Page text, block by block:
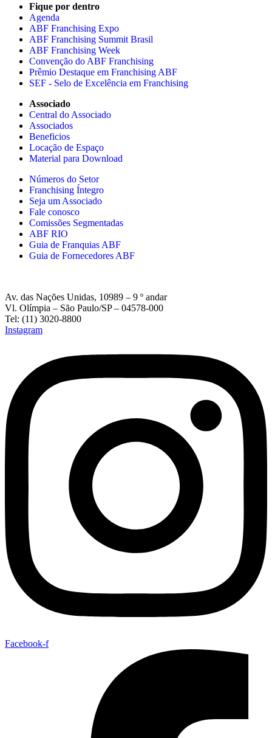
Fique por dentro
Agenda
ABF Franchising Expo
ABF Franchising Summit Brasil
ABF Franchising Week
Convenção do ABF Franchising
Prêmio Destaque em Franchising ABF
SEF - Selo de Excelência em Franchising
Associado
Central do Associado
Associados
Beneficios
Locação de Espaço
Material para Download
Números do Setor
Franchising Íntegro
Seja um Associado
Fale conosco
Comissões Segmentadas
ABF RIO
Guia de Franquias ABF
Guia de Fornecedores ABF
Av. das Nações Unidas, 10989 – 9 º andar
Vl. Olímpia – São Paulo/SP – 04578-000
Tel: (11) 3020-8800
Instagram
Facebook-f